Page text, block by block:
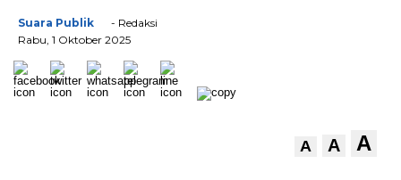
Suara Publik
- Redaksi
Rabu, 1 Oktober 2025
A A A